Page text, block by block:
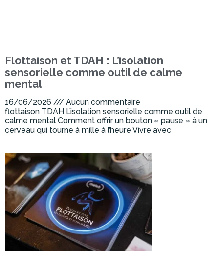
Flottaison et TDAH : L’isolation
sensorielle comme outil de calme
mental
16/06/2026
Aucun commentaire
flottaison TDAH L’isolation sensorielle comme outil de
calme mental Comment offrir un bouton « pause » à un
cerveau qui tourne à mille à l’heure Vivre avec